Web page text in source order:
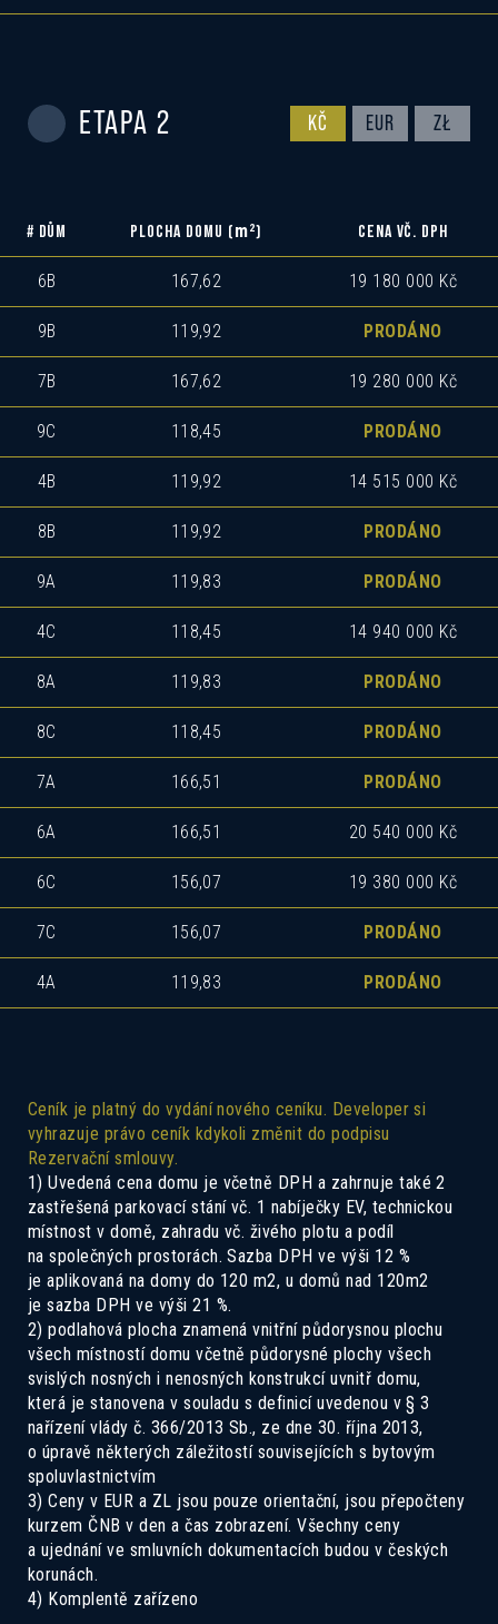
ETAPA 2 KČ EUR ZŁ
# DŮM PLOCHA DOMU (m2) CENA VČ. DPH
6B 167,62 19 180 000 Kč
9B 119,92 PRODÁNO
7B 167,62 19 280 000 Kč
9C 118,45 PRODÁNO
4B 119,92 14 515 000 Kč
8B 119,92 PRODÁNO
9A 119,83 PRODÁNO
4C 118,45 14 940 000 Kč
8A 119,83 PRODÁNO
8C 118,45 PRODÁNO
7A 166,51 PRODÁNO
6A 166,51 20 540 000 Kč
6C 156,07 19 380 000 Kč
7C 156,07 PRODÁNO
4A 119,83 PRODÁNO
Ceník je platný do vydání nového ceníku. Developer si
vyhrazuje právo ceník kdykoli změnit do podpisu
Rezervační smlouvy.
1) Uvedená cena domu je včetně DPH a zahrnuje také 2
zastřešená parkovací stání vč. 1 nabíječky EV, technickou
místnost v domě, zahradu vč. živého plotu a podíl
na společných prostorách. Sazba DPH ve výši 12 %
je aplikovaná na domy do 120 m2, u domů nad 120m2
je sazba DPH ve výši 21 %.
2) podlahová plocha znamená vnitřní půdorysnou plochu
všech místností domu včetně půdorysné plochy všech
svislých nosných i nenosných konstrukcí uvnitř domu,
která je stanovena v souladu s definicí uvedenou v § 3
nařízení vlády č. 366/2013 Sb., ze dne 30. října 2013,
o úpravě některých záležitostí souvisejících s bytovým
spoluvlastnictvím
3) Ceny v EUR a ZL jsou pouze orientační, jsou přepočteny
kurzem ČNB v den a čas zobrazení. Všechny ceny
a ujednání ve smluvních dokumentacích budou v českých
korunách.
4) Komplentě zařízeno
Pokud Vás zajímá tento dům, ozvěte se
nám a rádi Vás seznámíme se všemi
možnostmi.